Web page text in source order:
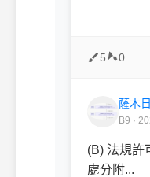
5 0
薩木
B9 ·
(B) 法規許
處分附...